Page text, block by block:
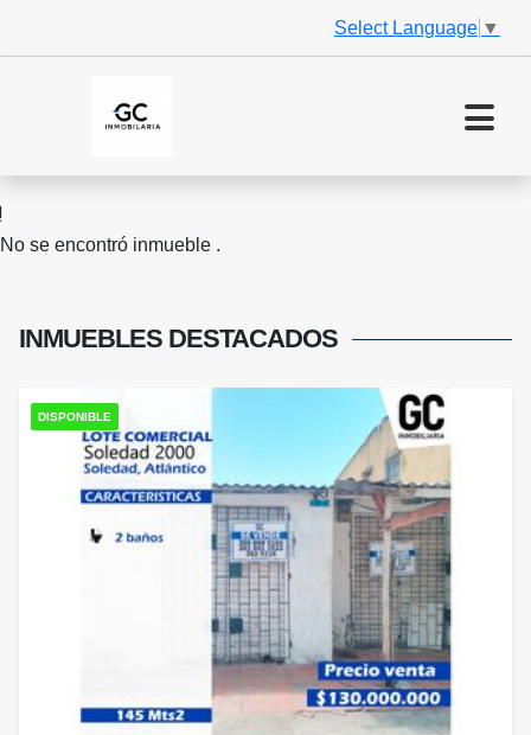
Select Language ▼
No se encontró inmueble .
INMUEBLES DESTACADOS
DISPONIBLE